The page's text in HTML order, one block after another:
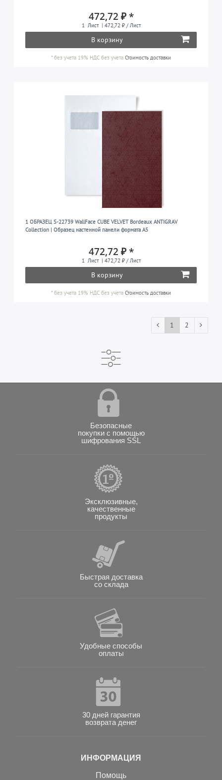
472,72 ₽ *
1 Лист | 472,72 ₽ / Лист
В корзину
*без учета 19% НДС без учета Стоимость доставки
1 ОБРАЗЕЦ S-22739 WallFace CUBE VELVET Bordeaux ANTIGRAV
Collection | Образец настенной панели формата A5
472,72 ₽ *
1 Лист | 472,72 ₽ / Лист
В корзину
*без учета 19% НДС без учета Стоимость доставки
1 2
Безопасные
покупки с помощью
шифрования SSL
Эксклюзивные,
качественные
продукты
Быстрая доставка
со склада
Удобные способы
оплаты
30 дней гарантия
возврата денег
ИНФОРМАЦИЯ
Помощь